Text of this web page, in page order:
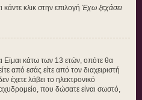
κλικ στην επιλογή Έχω ξεχάσει
Είμαι κάτω των 13 ετών, οπότε θα
από εσάς είτε από τον διαχειριστή
έχετε λάβει το ηλεκτρονικό
που δώσατε είναι σωστό,